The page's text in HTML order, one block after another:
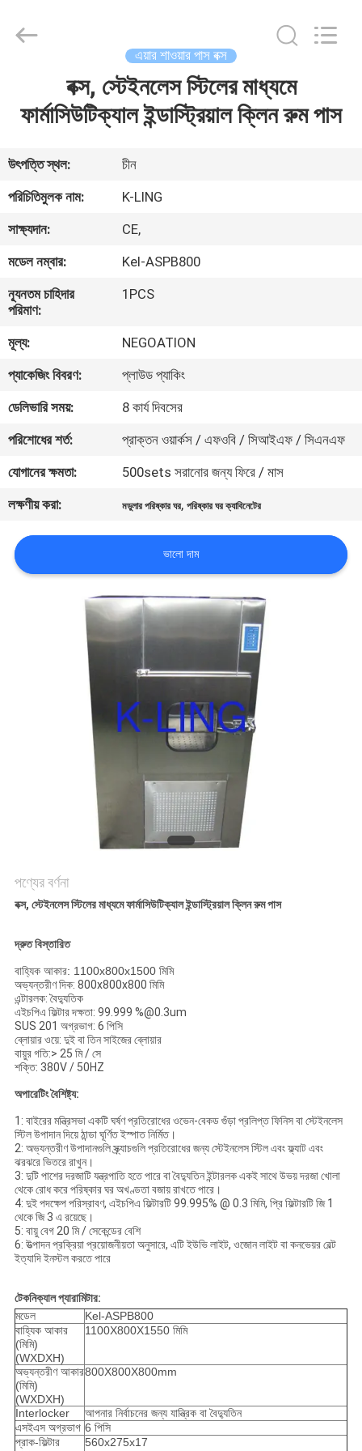
আমাদের
সম্বন্ধে
কারখানা
পরিদর্শন
গুণমান
নিয়ন্ত্রণ
আমাদের
সাথে
যোগাযোগ
খবর
Technology
Company.
এয়ার শাওয়ার পাস বক্স
বক্স, স্টেইনলেস স্টিলের মাধ্যমে
ফার্মাসিউটিক্যাল ইন্ডাস্ট্রিয়াল ক্লিন রুম পাস
উৎপত্তি স্থল:
চীন
পরিচিতিমুলক নাম:
K-LING
সাক্ষ্যদান:
CE,
মডেল নম্বার:
Kel-ASPB800
ন্যূনতম চাহিদার
পরিমাণ:
1PCS
মূল্য:
NEGOATION
প্যাকেজিং বিবরণ:
প্লাউড প্যাকিং
ডেলিভারি সময়:
8 কার্য দিবসের
পরিশোধের শর্ত:
প্রাক্তন ওয়ার্কস / এফওবি / সিআইএফ / সিএনএফ
যোগানের ক্ষমতা:
500sets সরানোর জন্য ফিরে / মাস
লক্ষণীয় করা:
মডুলার পরিষ্কার ঘর,পরিষ্কার ঘর ক্যাবিনেটের
ভালো দাম
পণ্যের বর্ণনা
বক্স, স্টেইনলেস স্টিলের মাধ্যমে ফার্মাসিউটিক্যাল ইন্ডাস্ট্রিয়াল ক্লিন রুম পাস
দ্রুত বিস্তারিত
বাহ্যিক আকার: 1100x800x1500 মিমি
অভ্যন্তরীণ দিক: 800x800x800 মিমি
এন্টারলক: বৈদ্যুতিক
এইচপিএ ফিল্টার দক্ষতা: 99.999 %@0.3um
SUS 201 অগ্রভাগ: 6 পিসি
ব্লোয়ার ওয়ে: দুই বা তিন সাইজের ব্লোয়ার
বায়ুর গতি:> 25 মি / সে
শক্তি: 380V / 50HZ
অপারেটিং বৈশিষ্ট্য:
1: বাইরের মন্ত্রিসভা একটি ঘর্ষণ প্রতিরোধের ওভেন-বেকড গুঁড়া প্রলিপ্ত ফিনিস বা স্টেইনলেস
স্টিল উপাদান দিয়ে ঠান্ডা ঘূর্ণিত ইস্পাত নির্মিত।
2: অভ্যন্তরীণ উপাদানগুলি স্ক্র্যাচগুলি প্রতিরোধের জন্য স্টেইনলেস স্টিল এবং ফ্ল্যাট এবং
ঝরঝরে ভিতরে রাখুন।
3: দুটি পাশের দরজাটি যন্ত্রপাতি হতে পারে বা বৈদ্যুতিন ইন্টারলক একই সাথে উভয় দরজা খোলা
থেকে রোধ করে পরিষ্কার ঘর অখণ্ডতা বজায় রাখতে পারে।
4: দুই পদক্ষেপ পরিস্রাবণ, এইচপিএ ফিল্টারটি 99.995% @ 0.3 মিমি, প্রি ফিল্টারটি জি 1
থেকে জি 3 এ রয়েছে।
5: বায়ু বেগ 20 মি / সেকেন্ডের বেশি
6: উত্পাদন প্রক্রিয়া প্রয়োজনীয়তা অনুসারে, এটি ইউভি লাইট, ওজোন লাইট বা কনভেয়র বেল্ট
ইত্যাদি ইনস্টল করতে পারে
টেকনিক্যাল প্যারামিটার:
মডেল
Kel-ASPB800
বাহ্যিক আকার
(মিমি)
(WXDXH)
1100X800X1550 মিমি
অভ্যন্তরীণ আকার
(মিমি)
(WXDXH)
800X800X800mm
Interlocker
আপনার নির্বাচনের জন্য যান্ত্রিক বা বৈদ্যুতিন
এসইএস অগ্রভাগ 6 পিসি
প্রাক-ফিল্টার
560x275x17